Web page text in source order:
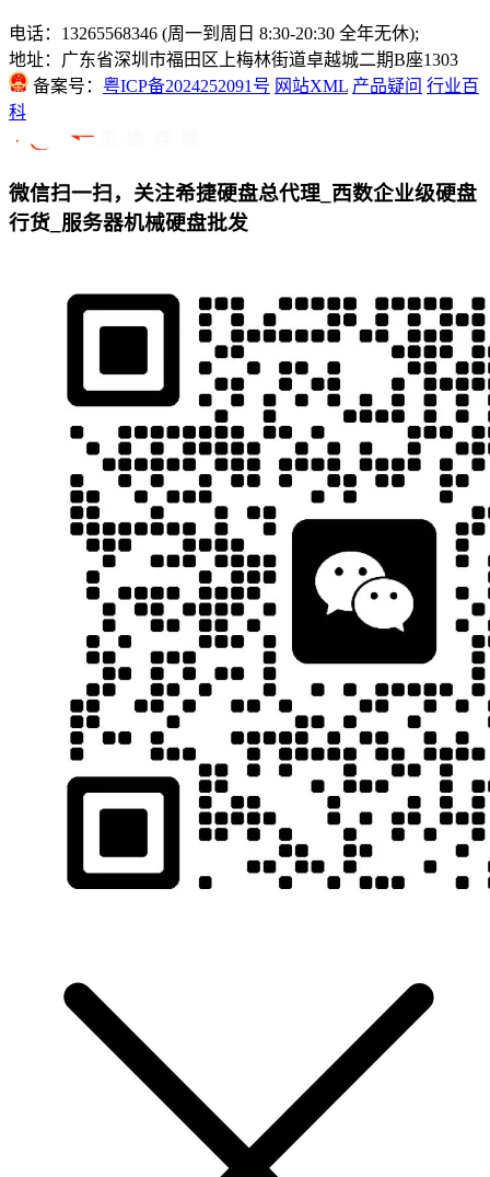
电话：13265568346 (周一到周日 8:30-20:30 全年无休);
地址：广东省深圳市福田区上梅林街道卓越城二期B座1303
备案号： 粤ICP备2024252091号 网站XML 产品疑问 行业百
科
微信扫一扫，关注希捷硬盘总代理_西数企业级硬盘
行货_服务器机械硬盘批发